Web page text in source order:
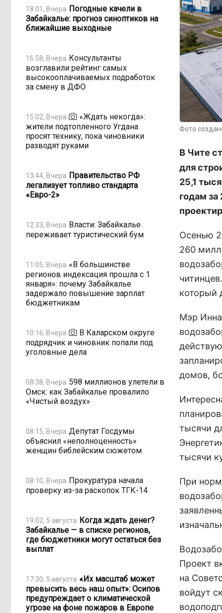
18:01, Вчера Погодные качели в
Забайкалье: прогноз синоптиков на
ближайшие выходные
16:58, Вчера Консультанты
возглавили рейтинг самых
высокооплачиваемых подработок
за смену в ДФО
15:02, Вчера
«Ждать некогда»:
жители подтопленного Угдана
просят технику, пока чиновники
разводят руками
13:44, Вчера Правительство РФ
легализует топливо стандарта
«Евро-2»
12:33, Вчера Власти: Забайкалье
переживает туристический бум
11:05, Вчера «В большинстве
регионов индексация прошла с 1
января»: почему Забайкалье
задержало повышение зарплат
бюджетникам
10:16, Вчера
В Каларском округе
подрядчик и чиновник попали под
уголовные дела
08:38, Вчера 598 миллионов улетели в
Омск: как Забайкалье провалило
«Чистый воздух»
08:15, Вчера Депутат Госдумы
объяснил «неполноценность»
женщин библейским сюжетом
08:10, Вчера Прокуратура начала
проверку из-за раскопок ТГК-14
19:02, 5 августа Когда ждать денег?
Забайкалье — в списке регионов,
где бюджетники могут остаться без
выплат
17:30, 5 августа «Их масштаб может
превысить весь наш опыт»: Осипов
предупреждает о климатической
угрозе на фоне пожаров в Европе
Фото
В Чите
для
25,1
годам
Осенью
260
который
Мэр Инна
домов,
тысячи
тысячи
При
Проект
на
войдут